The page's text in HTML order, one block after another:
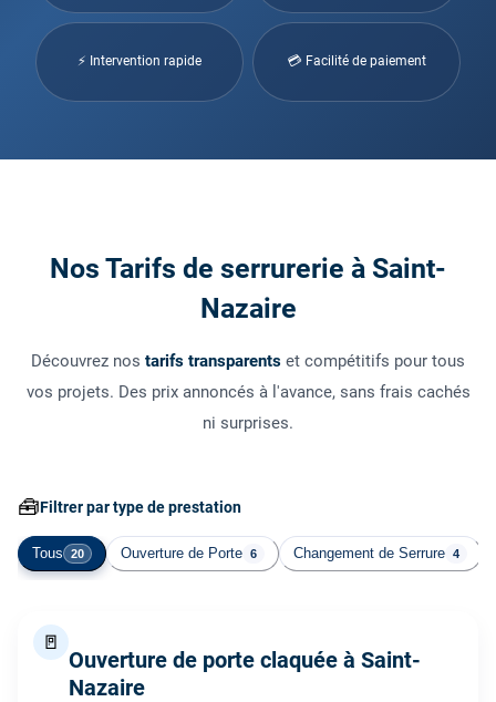
⚡ Intervention rapide 💳 Facilité de paiement
Nos Tarifs de serrurerie à Saint-
Nazaire
Découvrez nos tarifs transparents et compétitifs pour tous
vos projets. Des prix annoncés à l'avance, sans frais cachés
ni surprises.
🧰Filtrer par type de prestation
Tous 20 Ouverture de Porte 6 Changement de Serrure 4
🚪
Ouverture de porte claquée à Saint-
Nazaire